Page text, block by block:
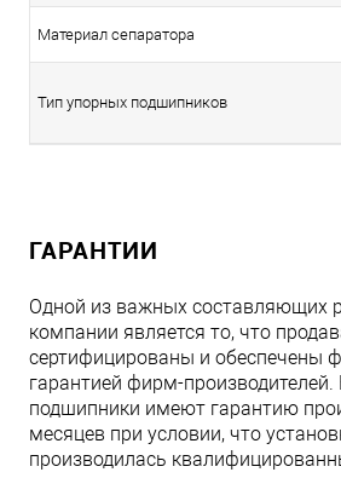
Материал сепаратора
Тип упорных подшипников
ГАРАНТИИ
Одной из важных составляющих
компании является то, что
сертифицированы и обеспечены
гарантией фирм-
подшипники имеют гарантию
месяцев при условии, что
производилась